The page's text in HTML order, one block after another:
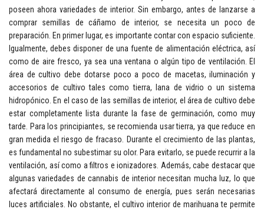
poseen ahora variedades de interior. Sin embargo, antes de lanzarse a
comprar semillas de cáñamo de interior, se necesita un poco de
preparación. En primer lugar, es importante contar con espacio suficiente.
Igualmente, debes disponer de una fuente de alimentación eléctrica, así
como de aire fresco, ya sea una ventana o algún tipo de ventilación. El
área de cultivo debe dotarse poco a poco de macetas, iluminación y
accesorios de cultivo tales como tierra, lana de vidrio o un sistema
hidropónico. En el caso de las semillas de interior, el área de cultivo debe
estar completamente lista durante la fase de germinación, como muy
tarde. Para los principiantes, se recomienda usar tierra, ya que reduce en
gran medida el riesgo de fracaso. Durante el crecimiento de las plantas,
es fundamental no subestimar su olor. Para evitarlo, se puede recurrir a la
ventilación, así como a filtros e ionizadores. Además, cabe destacar que
algunas variedades de cannabis de interior necesitan mucha luz, lo que
afectará directamente al consumo de energía, pues serán necesarias
luces artificiales. No obstante, el cultivo interior de marihuana te permite